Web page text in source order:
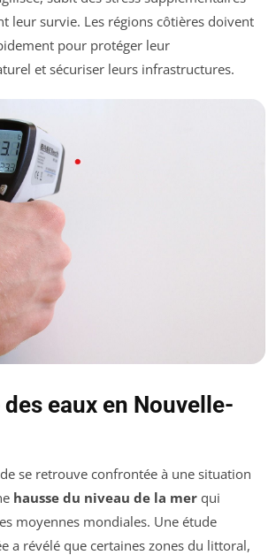
leur survie. Les régions côtières doivent
pour protéger leur
et sécuriser leurs infrastructures.
eaux en Nouvelle-
se retrouve confrontée à une situation
hausse du niveau de la mer qui
moyennes mondiales. Une étude
a révélé que certaines zones du littoral,